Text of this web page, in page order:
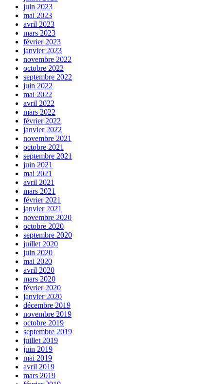
juin 2023
mai 2023
avril 2023
mars 2023
février 2023
janvier 2023
novembre 2022
octobre 2022
septembre 2022
juin 2022
mai 2022
avril 2022
mars 2022
février 2022
janvier 2022
novembre 2021
octobre 2021
septembre 2021
juin 2021
mai 2021
avril 2021
mars 2021
février 2021
janvier 2021
novembre 2020
octobre 2020
septembre 2020
juillet 2020
juin 2020
mai 2020
avril 2020
mars 2020
février 2020
janvier 2020
décembre 2019
novembre 2019
octobre 2019
septembre 2019
juillet 2019
juin 2019
mai 2019
avril 2019
mars 2019